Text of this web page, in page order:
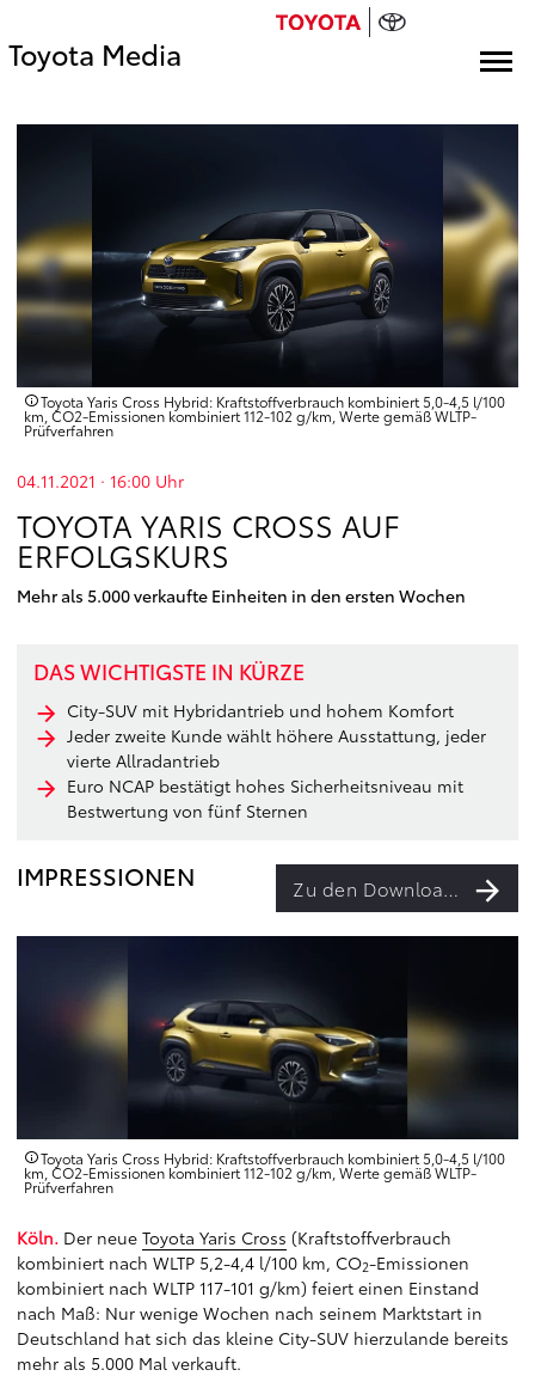
Toyota Media
Toyota Yaris Cross Hybrid: Kraftstoffverbrauch kombiniert 5,0-4,5 l/100
km, CO2-Emissionen kombiniert 112-102 g/km, Werte gemäß WLTP-
Prüfverfahren
04.11.2021 · 16:00 Uhr
TOYOTA YARIS CROSS AUF
ERFOLGSKURS
Mehr als 5.000 verkaufte Einheiten in den ersten Wochen
DAS WICHTIGSTE IN KÜRZE
City-SUV mit Hybridantrieb und hohem Komfort
Jeder zweite Kunde wählt höhere Ausstattung, jeder
vierte Allradantrieb
Euro NCAP bestätigt hohes Sicherheitsniveau mit
Bestwertung von fünf Sternen
IMPRESSIONEN Zu den Downloads
Toyota Yaris Cross Hybrid: Kraftstoffverbrauch kombiniert 5,0-4,5 l/100
km, CO2-Emissionen kombiniert 112-102 g/km, Werte gemäß WLTP-
Prüfverfahren
Köln. Der neue Toyota Yaris Cross (Kraftstoffverbrauch
kombiniert nach WLTP 5,2-4,4 l/100 km, CO2-Emissionen
kombiniert nach WLTP 117-101 g/km) feiert einen Einstand
nach Maß: Nur wenige Wochen nach seinem Marktstart in
Deutschland hat sich das kleine City-SUV hierzulande bereits
mehr als 5.000 Mal verkauft.